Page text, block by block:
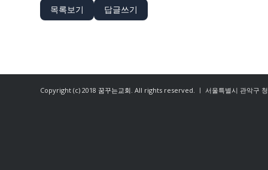
목록보기 답글쓰기
Copyright (c) 2018 꿈꾸는교회. All rights reserved. ㅣ 서울특별시 관악구